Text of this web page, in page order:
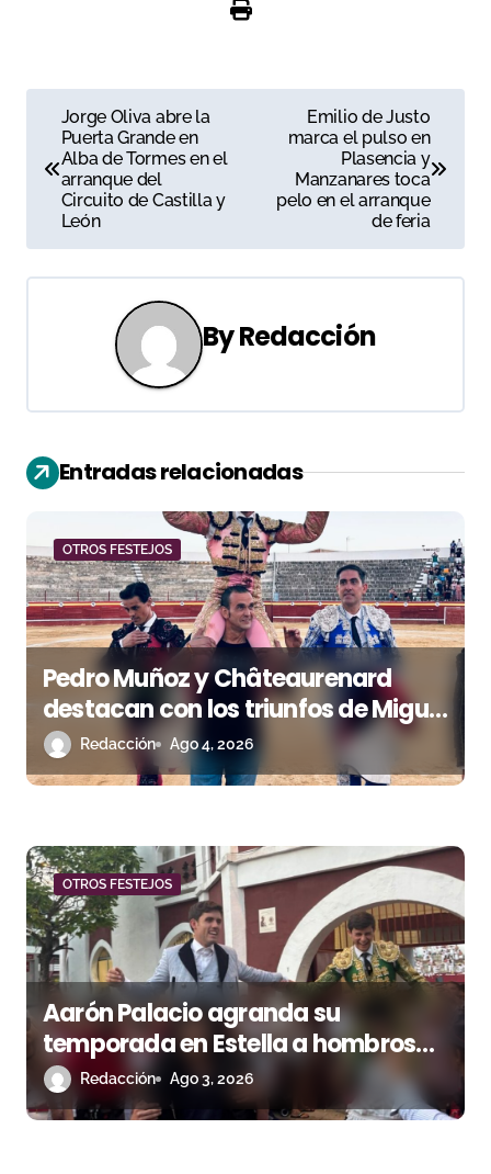
a
e
g
i
ó
d
e
e
n
r
d
a
s
Jorge Oliva abre la
Puerta Grande en
Alba de Tormes en el
arranque del
Circuito de Castilla y
León
Emilio de Justo
marca el pulso en
Plasencia y
Manzanares toca
pelo en el arranque
de feria
ByRedacción
Entradas relacionadas
OTROS FESTEJOS
Pedro Muñoz y Châteaurenard
destacan con los triunfos de Miguel
Andrades e Ismael Martín
Redacción Ago 4, 2026
OTROS FESTEJOS
Aarón Palacio agranda su
temporada en Estella a hombros
junto a Guillermo Hermoso
Redacción Ago 3, 2026